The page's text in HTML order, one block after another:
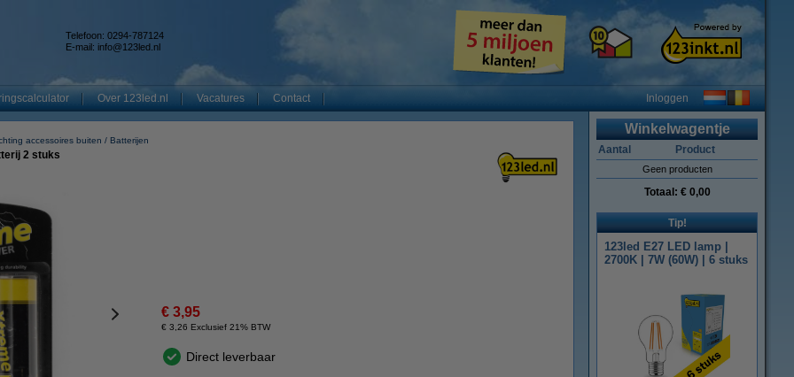
Telefoon: 0294-787124
E-mail: info@123led.nl
Over 123led.nl Vacatures Contact Inloggen
accessoires buiten Batterijen
2 stuks
€ 3,95
€ 3,26 Exclusief 21% BTW
Direct leverbaar
Winkelwagentje
Aantal Product
Geen producten
Totaal: € 0,00
Tip!
123led E27 LED lamp |
2700K | 7W (60W) | 6 stuks